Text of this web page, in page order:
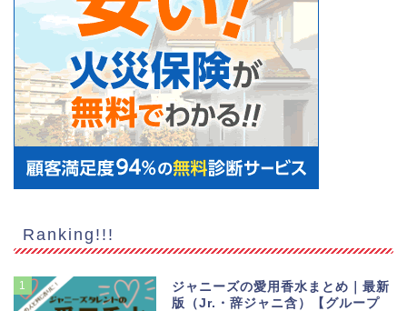
Ranking!!!
1
ジャニーズの愛用香水まとめ｜最新
版（Jr.・辞ジャニ含）【グループ